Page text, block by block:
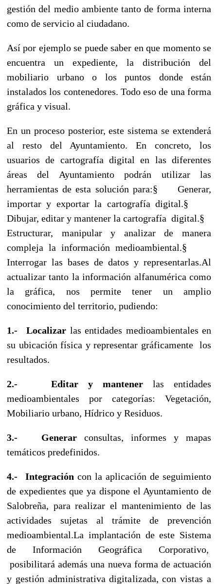
gestión del medio ambiente tanto de forma interna
como de servicio al ciudadano.
Así por ejemplo se puede saber en que momento se
encuentra un expediente, la distribución del
mobiliario urbano o los puntos donde están
instalados los contenedores. Todo eso de una forma
gráfica y visual.
En un proceso posterior, este sistema se extenderá
al resto del Ayuntamiento. En concreto, los
usuarios de cartografía digital en las diferentes
áreas del Ayuntamiento podrán utilizar las
herramientas de esta solución para:§
Generar,
importar y exportar la cartografía digital.§
Dibujar, editar y mantener la cartografía digital.§
Estructurar, manipular y analizar de manera
compleja la información medioambiental.§
Interrogar las bases de datos y representarlas.Al
actualizar tanto la información alfanumérica como
la gráfica, nos permite tener un amplio
conocimiento del territorio, pudiendo:
1.- Localizar las entidades medioambientales en
su ubicación física y representar gráficamente los
resultados.
2.- Editar y mantenerlas entidades
medioambientales por categorías: Vegetación,
Mobiliario urbano, Hídrico y Residuos.
3.- Generarconsultas, informes y mapas
temáticos predefinidos.
4.- Integración con la aplicación de seguimiento
de expedientes que ya dispone el Ayuntamiento de
Salobreña, para realizar el mantenimiento de las
actividades sujetas al trámite de prevención
medioambiental.La implantación de este Sistema
de Información Geográfica Corporativo,
posibilitará además una nueva forma de actuación
y gestión administrativa digitalizada, con vistas a